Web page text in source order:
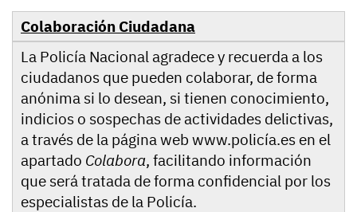
Colaboración Ciudadana
La Policía Nacional agradece y recuerda a los
ciudadanos que pueden colaborar, de forma
anónima si lo desean, si tienen conocimiento,
indicios o sospechas de actividades delictivas,
a través de la página web www.policía.es en el
apartado Colabora, facilitando información
que será tratada de forma confidencial por los
especialistas de la Policía.